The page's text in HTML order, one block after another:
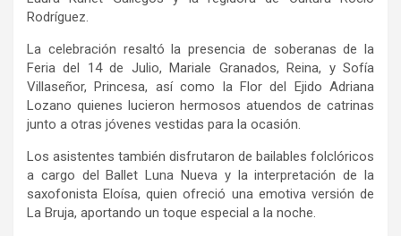
Rodríguez.
La celebración resaltó
la presencia de soberanas de la
Feria del 14 de Julio, Mariale Granados, Reina, y Sofía
Villaseñor, Princesa, así como la Flor del Ejido Adriana
Lozano quienes lucieron hermosos atuendos de catrinas
junto a otras jóvenes vestidas para la ocasión.
Los asistentes también disfrutaron de bailables folclóricos
a cargo del Ballet Luna Nueva y la interpretación de la
saxofonista Eloísa, quien ofreció una emotiva versión de
La Bruja, aportando un toque especial a la noche.